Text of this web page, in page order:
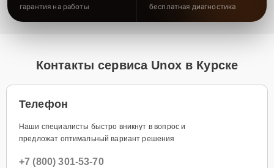
гарантия на работы бесплатная диагностика
Контакты сервиса Unox в Курске
Телефон
Наши специалисты быстро вникнут в вопрос и
предложат оптимальный вариант решения
+7 (800) 301-53-70